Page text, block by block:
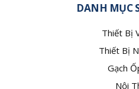
DANH MỤC
Thiết Bị
Thiết Bị
Gạch
Nội